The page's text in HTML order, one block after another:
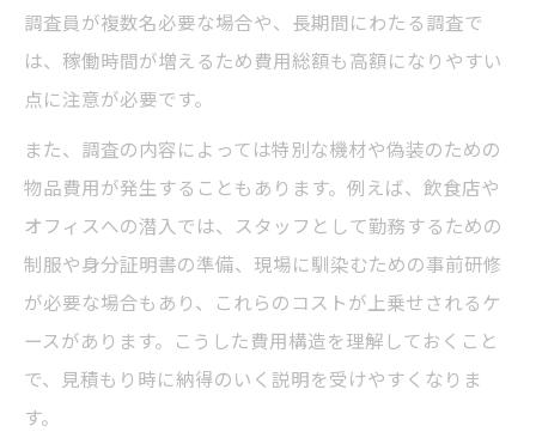
調査員が複数名必要な場合や、長期間にわたる調査で
は、稼働時間が増えるため費用総額も高額になりやすい
点に注意が必要です。
また、調査の内容によっては特別な機材や偽装のための
物品費用が発生することもあります。例えば、飲食店や
オフィスへの潜入では、スタッフとして勤務するための
制服や身分証明書の準備、現場に馴染むための事前研修
が必要な場合もあり、これらのコストが上乗せされるケ
ースがあります。こうした費用構造を理解しておくこと
で、見積もり時に納得のいく説明を受けやすくなりま
す。